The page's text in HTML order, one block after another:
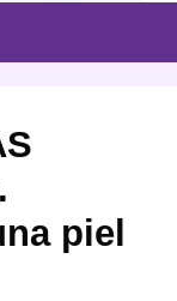
piel